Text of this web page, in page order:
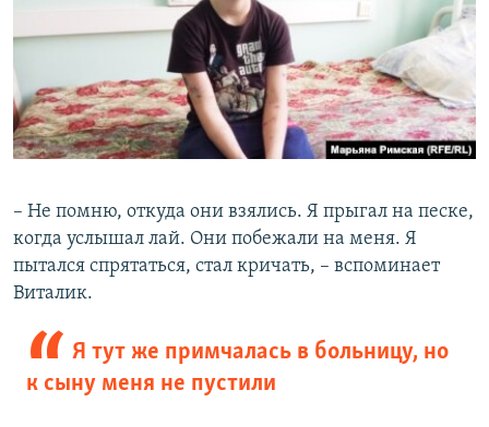
– Не помню, откуда они взялись. Я прыгал на песке,
когда услышал лай. Они побежали на меня. Я
пытался спрятаться, стал кричать, – вспоминает
Виталик.
Я тут же примчалась в больницу, но
к сыну меня не пустили